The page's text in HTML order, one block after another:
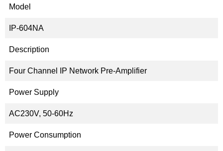
Model
IP-604NA
Description
Four Channel IP Network Pre-Amplifier
Power Supply
AC230V, 50-60Hz
Power Consumption